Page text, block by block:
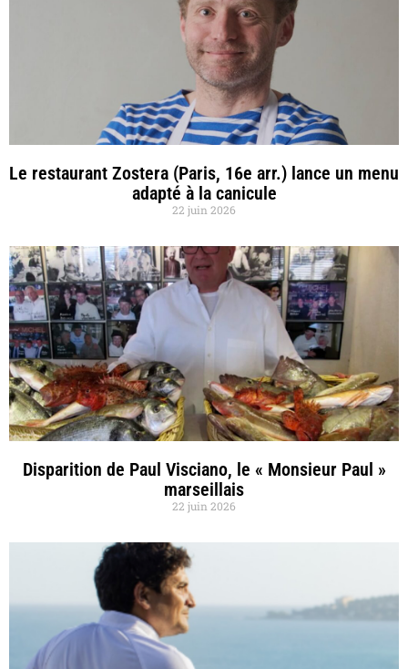
Le restaurant Zostera (Paris, 16e arr.) lance un menu
adapté à la canicule
22 juin 2026
Disparition de Paul Visciano, le « Monsieur Paul »
marseillais
22 juin 2026